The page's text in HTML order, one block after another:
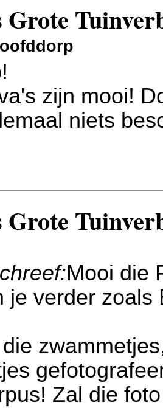
Grote
zijn mooi!
niets
Grote
Mooi die
je verder
Zal die